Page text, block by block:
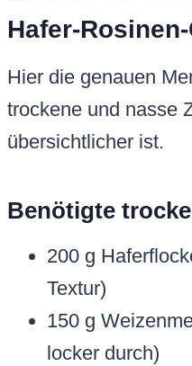
Hafer-
Hier die genauen
trockene und nasse
übersichtlicher ist.
Benötigte
200 g
Textur)
150 g
locker durch)